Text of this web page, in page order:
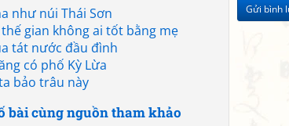
Gửi bình
như núi Thái Sơn
gian không ai tốt bằng mẹ
tát nước đầu đình
có phố Kỳ Lừa
bảo trâu này
bài cùng nguồn tham khảo